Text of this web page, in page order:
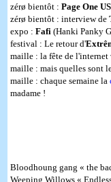
zérø bientôt : Page One
zérø bientôt : interview de
expo : Fafi (Hanki Panky
festival : Le retour d'
maille : la fête de l'internet
maille : mais quelles sont
maille : chaque semaine la
madame !
Bloodhoung gang « the
Weeping Willows «